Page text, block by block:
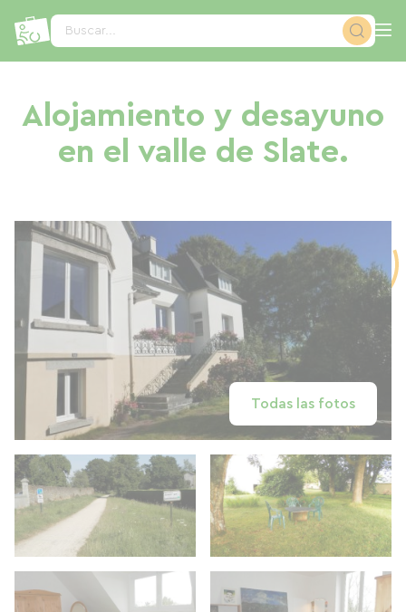
Buscar...
Alojamiento y desayuno
en el valle de Slate.
Todas las fotos
Panel de gestión de cookies